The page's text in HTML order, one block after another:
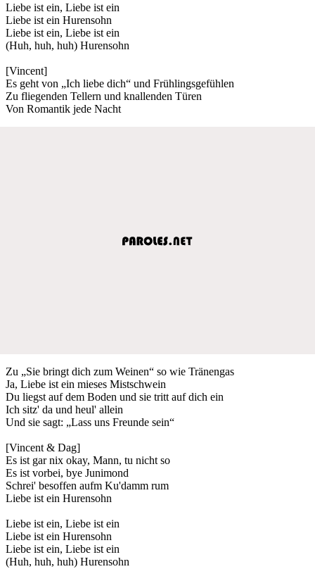
Liebe ist ein, Liebe ist ein
Liebe ist ein Hurensohn
Liebe ist ein, Liebe ist ein
(Huh, huh, huh) Hurensohn
[Vincent]
Es geht von „Ich liebe dich“ und Frühlingsgefühlen
Zu fliegenden Tellern und knallenden Türen
Von Romantik jede Nacht
Zu „Sie bringt dich zum Weinen“ so wie Tränengas
Ja, Liebe ist ein mieses Mistschwein
Du liegst auf dem Boden und sie tritt auf dich ein
Ich sitz' da und heul' allein
Und sie sagt: „Lass uns Freunde sein“
[Vincent & Dag]
Es ist gar nix okay, Mann, tu nicht so
Es ist vorbei, bye Junimond
Schrei' besoffen aufm Ku'damm rum
Liebe ist ein Hurensohn
Liebe ist ein, Liebe ist ein
Liebe ist ein Hurensohn
Liebe ist ein, Liebe ist ein
(Huh, huh, huh) Hurensohn